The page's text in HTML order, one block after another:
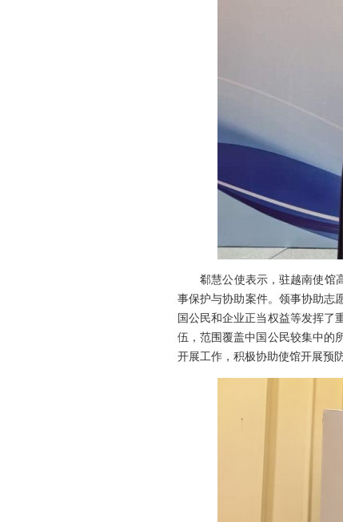
郗慧公使表示，驻越南使馆高
事保护与协助案件。领事协助志
国公民和企业正当权益等发挥了
伍，范围覆盖中国公民较集中的
开展工作，积极协助使馆开展预